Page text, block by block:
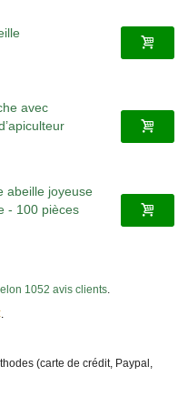
avec
abeille joyeuse
- 100 pièces
1052 avis clients.
.
(carte de crédit, Paypal,